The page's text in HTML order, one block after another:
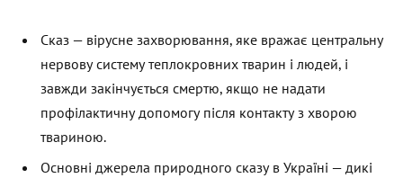
Сказ — вірусне захворювання, яке вражає центральну
нервову систему теплокровних тварин і людей, і
завжди закінчується смертю, якщо не надати
профілактичну допомогу після контакту з хворою
твариною.
Основні джерела природного сказу в Україні — дикі